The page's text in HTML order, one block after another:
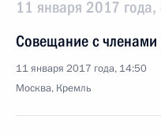
11 января 2017 года,
Совещание с членами
11 января 2017 года, 14:50
Москва, Кремль